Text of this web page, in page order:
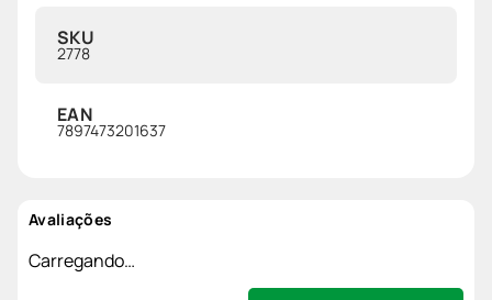
SKU
2778
EAN
7897473201637
Avaliações
Carregando…